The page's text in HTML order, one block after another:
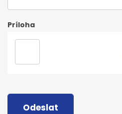
Príloha
Odeslat